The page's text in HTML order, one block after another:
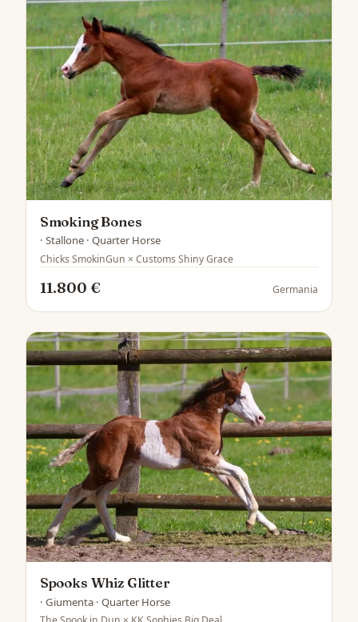
Smoking Bones
· Stallone · Quarter Horse
Chicks SmokinGun × Customs Shiny Grace
11.800 € Germania
Spooks Whiz Glitter
· Giumenta · Quarter Horse